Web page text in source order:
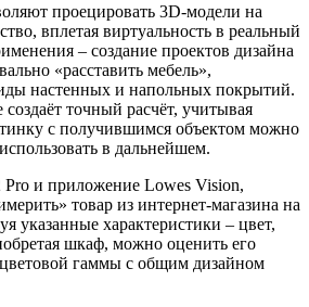
проецировать 3D-модели на
вплетая виртуальность в реальный
– создание проектов дизайна
«расставить мебель»,
настенных и напольных покрытий.
точный расчёт, учитывая
с получившимся объектом можно
в дальнейшем.
Pro и приложение Lowes Vision,
товар из интернет-магазина на
указанные характеристики – цвет,
шкаф, можно оценить его
гаммы с общим дизайном